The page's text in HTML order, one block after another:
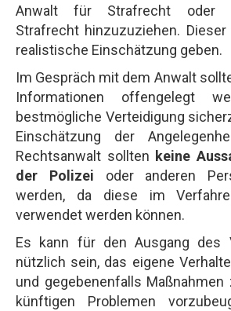
Anwalt für Strafrecht oder
Strafrecht hinzuzuziehen.
realistische Einschätzung geben.
Im Gespräch mit dem Anwalt
Informationen offengelegt
bestmögliche Verteidigung
Einschätzung der
Rechtsanwalt sollten keine
der Polizei oder anderen
werden, da diese im
verwendet werden können.
Es kann für den Ausgang des
nützlich sein, das eigene
und gegebenenfalls
künftigen Problemen